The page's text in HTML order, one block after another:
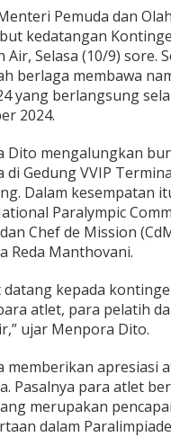
Pemuda dan
kedatangan
Air, Selasa (10/9) sore.
berlaga membawa
yang berlangsung
2024.
Dito mengalungkan
di Gedung VVIP
Dalam kesempatan
Paralympic
Chef de Mission
Reda Manthovani.
datang kepada
atlet, para pelatih
ujar Menpora Dito.
memberikan apresiasi
Pasalnya para atlet
merupakan
dalam